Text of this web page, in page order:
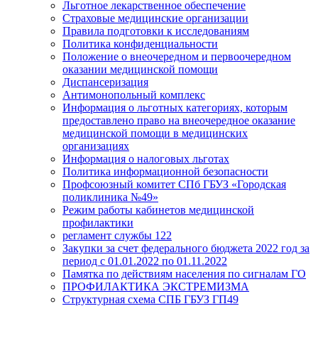
Льготное лекарственное обеспечение
Страховые медицинские организации
Правила подготовки к исследованиям
Политика конфиденциальности
Положение о внеочередном и первоочередном
оказании медицинской помощи
Диспансеризация
Антимонопольный комплекс
Информация о льготных категориях, которым
предоставлено право на внеочередное оказание
медицинской помощи в медицинских
организациях
Информация о налоговых льготах
Политика информационной безопасности
Профсоюзный комитет СПб ГБУЗ «Городская
поликлиника №49»
Режим работы кабинетов медицинской
профилактики
регламент службы 122
Закупки за счет федерального бюджета 2022 год за
период с 01.01.2022 по 01.11.2022
Памятка по действиям населения по сигналам ГО
ПРОФИЛАКТИКА ЭКСТРЕМИЗМА
Структурная схема СПБ ГБУЗ ГП49